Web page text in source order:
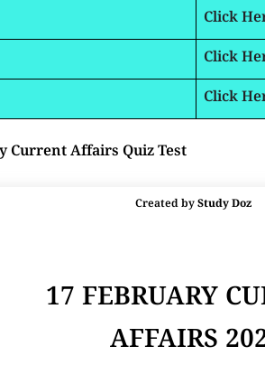
Click
Click
Click
Current Affairs Quiz Test
Created byStudy Doz
17 FEBRUARY
AFFAIRS